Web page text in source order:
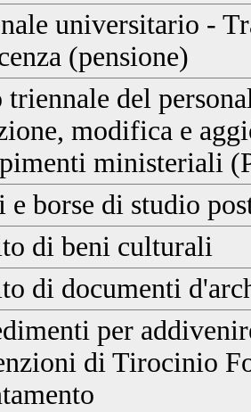
universitario -
(pensione)
triennale del
modifica e
ministeriali
e borse di studio
di beni culturali
di documenti
per
di Tirocinio